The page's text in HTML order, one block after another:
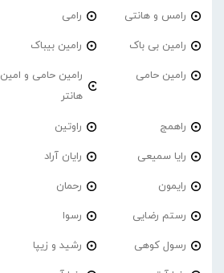
رامس و هانتی رامی
رامین بی باک رامین بیباک
رامین حامی
رامین حامی و امین
هانتر
راهمج راوتین
رایا سمیعی رایان آراد
رایمون رحمان
رستم رضایی رسوا
رسول کوهی رشید و زیپا